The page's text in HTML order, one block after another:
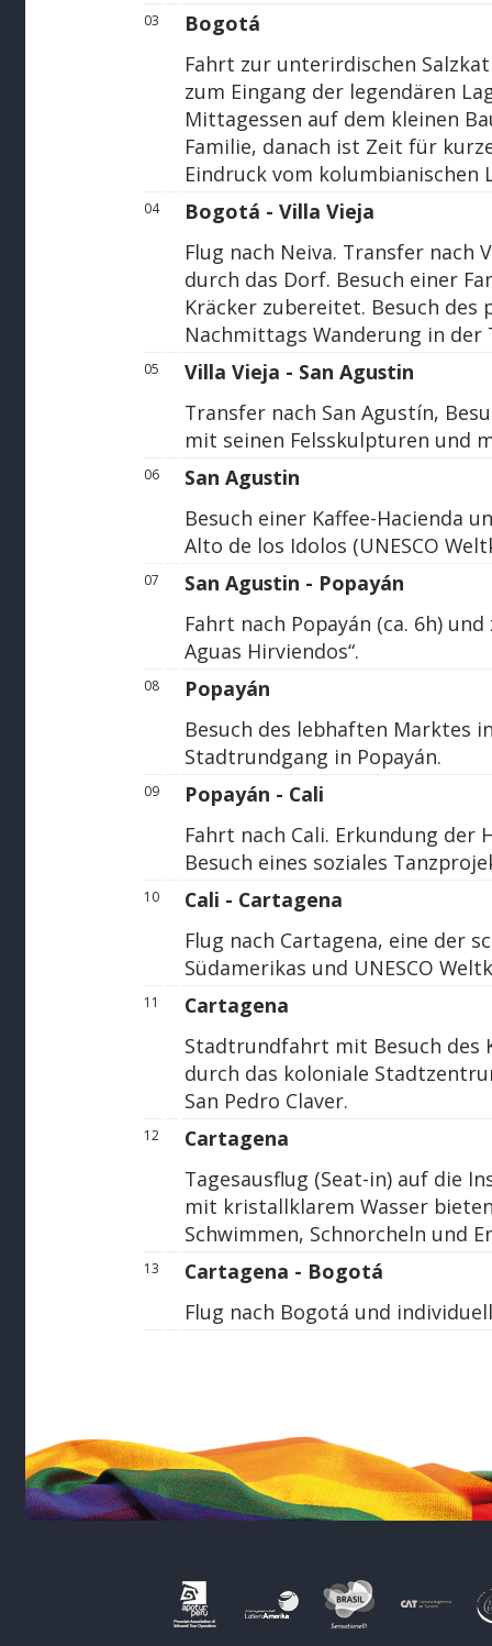
03
Bogotá
Fahrt zur unterirdischen
zum Eingang der legendären
Mittagessen auf dem kleinen
Familie, danach ist Zeit für
Eindruck vom kolumbianischen
04
Bogotá - Villa Vieja
Flug nach Neiva. Transfer nach
durch das Dorf. Besuch einer
Kräcker zubereitet. Besuch
Nachmittags Wanderung in der
05
Villa Vieja - San Agustin
Transfer nach San Agustín,
mit seinen Felsskulpturen und
06
San Agustin
Besuch einer Kaffee-Hacienda
Alto de los Idolos (UNESCO
07
San Agustin - Popayán
Fahrt nach Popayán (ca. 6h)
Aguas Hirviendos“.
08
Popayán
Besuch des lebhaften Marktes
Stadtrundgang in Popayán.
09
Popayán - Cali
Fahrt nach Cali. Erkundung der
Besuch eines soziales
10
Cali - Cartagena
Flug nach Cartagena, eine der
Südamerikas und UNESCO
11
Cartagena
Stadtrundfahrt mit Besuch des
durch das koloniale
San Pedro Claver.
12
Cartagena
Tagesausflug (Seat-in) auf die
mit kristallklarem Wasser
Schwimmen, Schnorcheln und
13
Cartagena - Bogotá
Flug nach Bogotá und